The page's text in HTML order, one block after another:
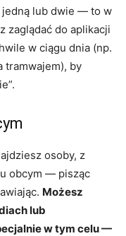
jedną lub dwie — to w
zaglądać do aplikacji
w ciągu dnia (np.
tramwajem), by
osoby, z
obcym — pisząc
Możesz
lub
w tym celu —